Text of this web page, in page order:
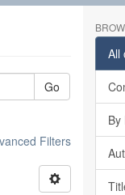
Go
Filters
All
By